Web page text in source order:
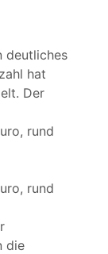
deutliches
hat
Der
rund
rund
die